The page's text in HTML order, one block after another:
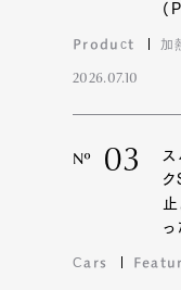
Product 加
2026.07.10
Nº 03
ス
ク
っ
Cars